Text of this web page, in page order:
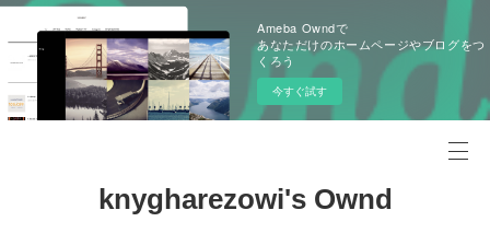
Ameba Owndで
あなただけのホームページやブログをつ
くろう
今すぐ試す
knygharezowi's Ownd